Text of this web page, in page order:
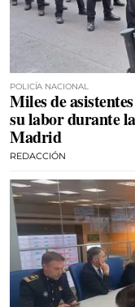
POLICÍA NACIONAL
Miles de
su labor durante
Madrid
REDACCIÓN